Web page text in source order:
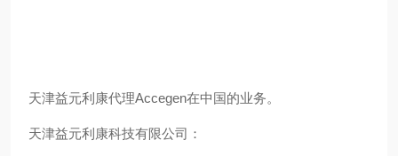
天津益元利康代理Accegen在中国的业务。
天津益元利康科技有限公司：